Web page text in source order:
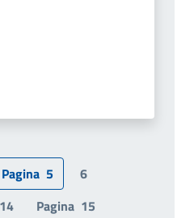
Pagina 5
6
14 Pagina 15